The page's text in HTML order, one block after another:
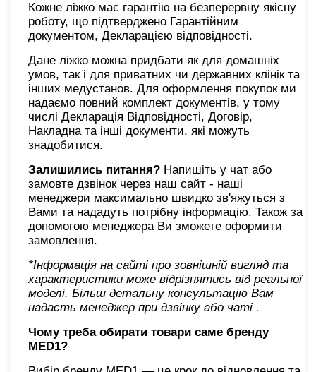
Кожне ліжко має гарантію на безперервну якісну
роботу, що підтверджено Гарантійним
документом, Декларацією відповідності.
Дане ліжко можна придбати як для домашніх
умов, так і для приватних чи державних клінік та
інших медустанов. Для оформлення покупок ми
надаємо повний комплект документів, у тому
числі Декларація Відповідності, Договір,
Накладна та інші документи, які можуть
знадобитися.
Залишились питання? Напишіть у чат або
замовте дзвінок через наш сайт - наші
менеджери максимально швидко зв'яжуться з
Вами та нададуть потрібну інформацію. Також за
допомогою менеджера Ви зможете оформити
замовлення.
*Інформація на сайті про зовнішній вигляд та
характеристики може відрізнятись від реальної
моделі. Більш детальну консультацію Вам
надасть менеджер при дзвінку або чаті .
Чому треба обирати товари саме бренду
MED1?